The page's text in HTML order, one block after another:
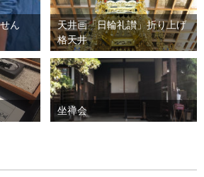
せん
天井画「日輪礼讃」折り上げ
格天井
坐禅会